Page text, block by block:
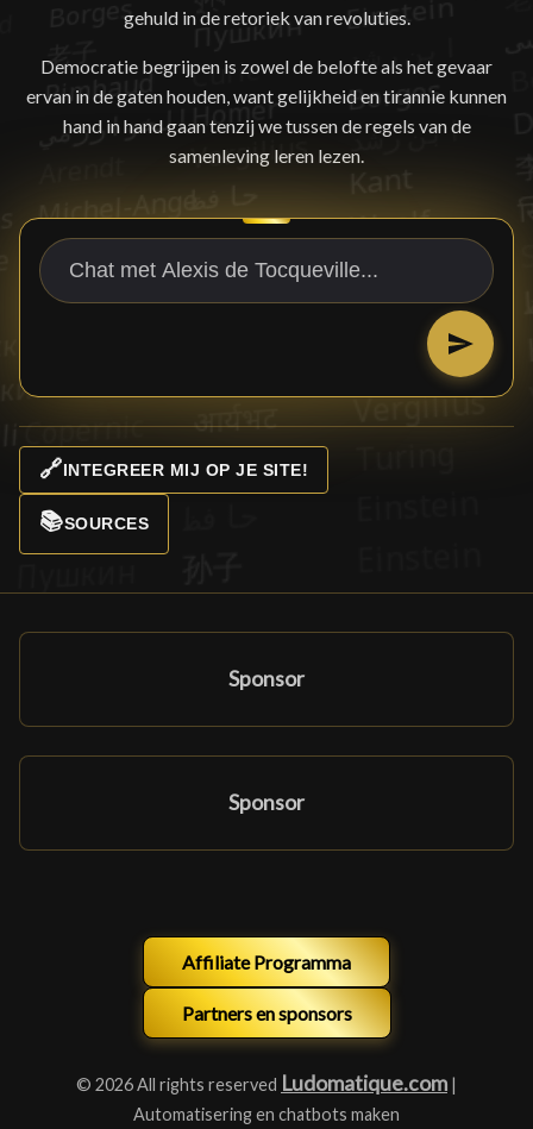
gehuld in de retoriek van revoluties.
Democratie begrijpen is zowel de belofte als het gevaar
ervan in de gaten houden, want gelijkheid en tirannie kunnen
hand in hand gaan tenzij we tussen de regels van de
samenleving leren lezen.
🔗INTEGREER MIJ OP JE SITE!
📚SOURCES
Sponsor
Sponsor
Affiliate Programma
Partners en sponsors
© 2026 All rights reserved Ludomatique.com |
Automatisering en chatbots maken